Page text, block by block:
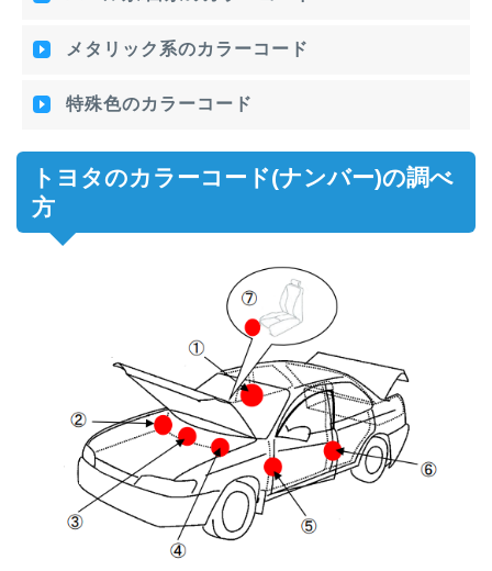
メタリック系のカラーコード
特殊色のカラーコード
トヨタのカラーコード(ナンバー)の調べ
方